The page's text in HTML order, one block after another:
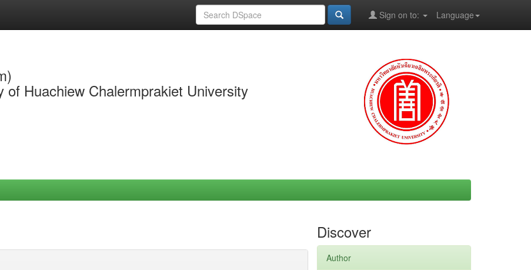
Language
Sign on to:
Huachiew Chalermprakiet University
Discover
Author